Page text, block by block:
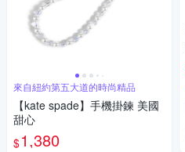
來自紐約第五大道的時尚精品
【kate spade】手機掛鍊 美國
甜心
$1,380